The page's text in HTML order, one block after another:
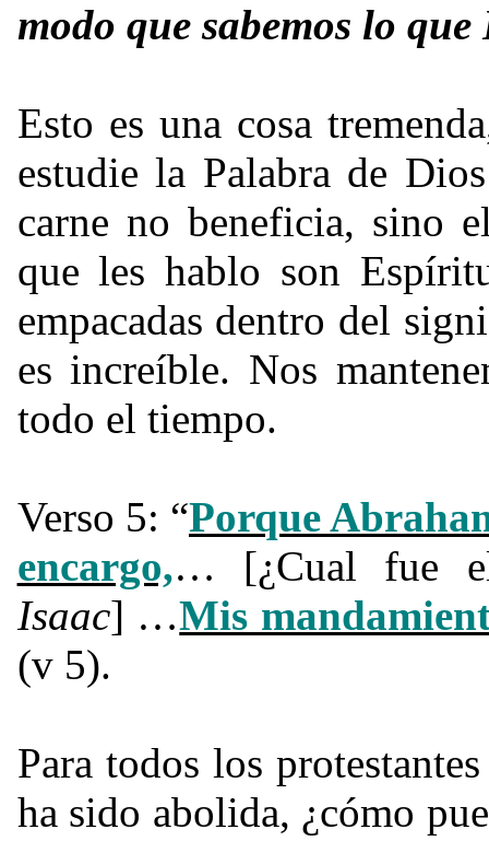
modo que sabemos lo
Esto es una cosa
estudie la Palabra de
carne no beneficia, sino
que les hablo son
empacadas dentro del
es increíble. Nos
todo el tiempo.
Verso 5: “Porque
encargo,… [¿Cual fue
Isaac] …Mis
(v 5).
Para todos los
ha sido abolida, ¿cómo